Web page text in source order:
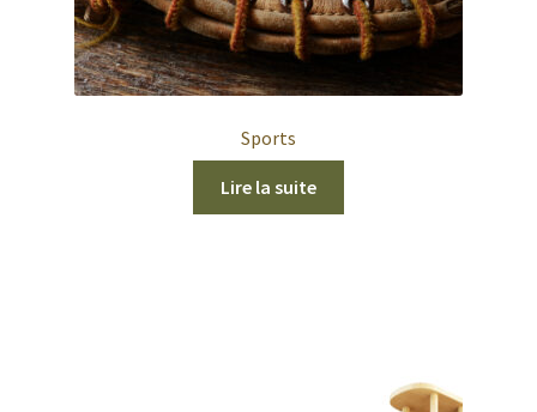
Sports
Lire la suite